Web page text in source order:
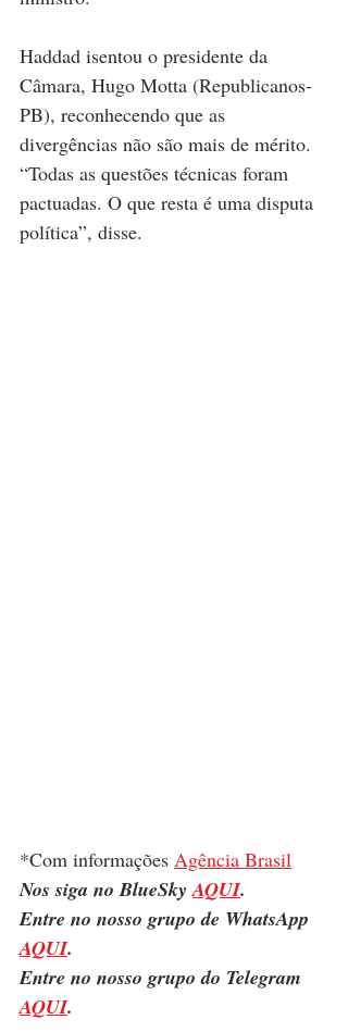
Haddad isentou o presidente da
Câmara, Hugo Motta (Republicanos-
PB), reconhecendo que as
divergências não são mais de mérito.
“Todas as questões técnicas foram
pactuadas. O que resta é uma disputa
política”, disse.
*Com informações Agência Brasil
Nos siga no BlueSky AQUI.
Entre no nosso grupo de WhatsApp
AQUI.
Entre no nosso grupo do Telegram
AQUI.